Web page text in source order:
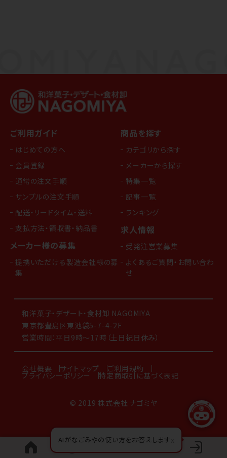
ご利用ガイド
はじめての方へ
会員登録
通常の注文手順
サンプルの注文手順
配送・リードタイム・送料
支払方法・領収書・納品書
メーカー様の募集
提携いただける製造会社様の募
集
商品を探す
カテゴリから探す
メーカーから探す
特集一覧
記事一覧
ランキング
求人情報
受発注営業募集
よくあるご質問・お問い合わ
せ
和洋菓子・デザート・食材卸 NAGOMIYA
東京都豊島区東池袋5-7-4-2F
営業時間：平日9時～17時（土日祝日休み）
会社概要 サイトマップ ご利用規約
プライバシーポリシー 特定商取引に基づく表記
© 2019 株式会社 ナゴミヤ
AIがなごみやの使い方をお答えします